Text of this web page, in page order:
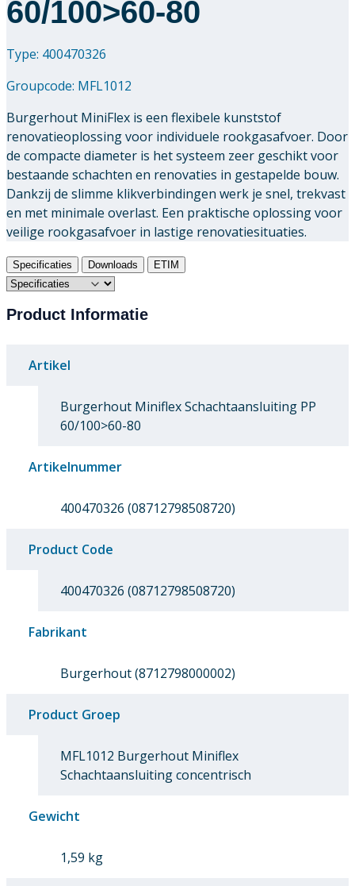
60/100>60-80
Type: 400470326
Groupcode: MFL1012
Burgerhout MiniFlex is een flexibele kunststof
renovatieoplossing voor individuele rookgasafvoer. Door
de compacte diameter is het systeem zeer geschikt voor
bestaande schachten en renovaties in gestapelde bouw.
Dankzij de slimme klikverbindingen werk je snel, trekvast
en met minimale overlast. Een praktische oplossing voor
veilige rookgasafvoer in lastige renovatiesituaties.
Specificaties Downloads ETIM
Product Informatie
Artikel
Burgerhout Miniflex Schachtaansluiting PP
60/100>60-80
Artikelnummer
400470326 (08712798508720)
Product Code
400470326 (08712798508720)
Fabrikant
Burgerhout (8712798000002)
Product Groep
MFL1012 Burgerhout Miniflex
Schachtaansluiting concentrisch
Gewicht
1,59 kg